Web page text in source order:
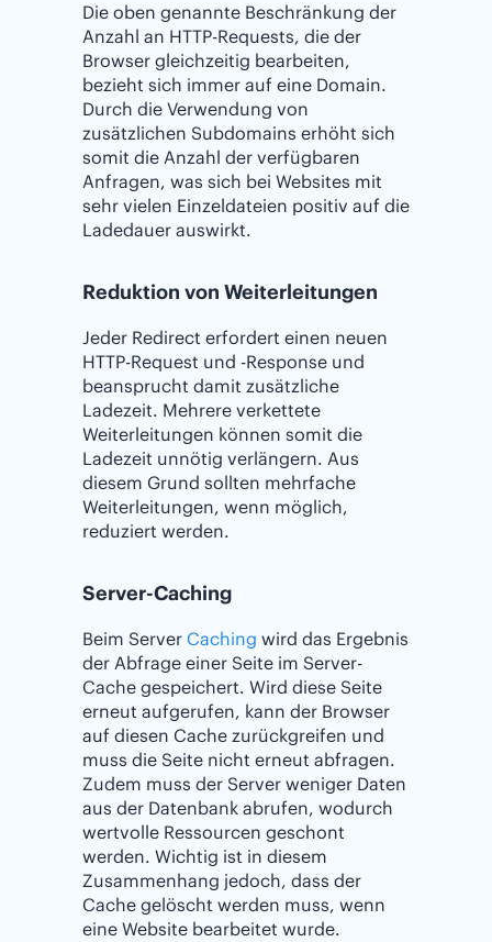
Die oben genannte Beschränkung der
Anzahl an HTTP-Requests, die der
Browser gleichzeitig bearbeiten,
bezieht sich immer auf eine Domain.
Durch die Verwendung von
zusätzlichen Subdomains erhöht sich
somit die Anzahl der verfügbaren
Anfragen, was sich bei Websites mit
sehr vielen Einzeldateien positiv auf die
Ladedauer auswirkt.
Reduktion von Weiterleitungen
Jeder Redirect erfordert einen neuen
HTTP-Request und -Response und
beansprucht damit zusätzliche
Ladezeit. Mehrere verkettete
Weiterleitungen können somit die
Ladezeit unnötig verlängern. Aus
diesem Grund sollten mehrfache
Weiterleitungen, wenn möglich,
reduziert werden.
Server-Caching
Beim Server Caching wird das Ergebnis
der Abfrage einer Seite im Server-
Cache gespeichert. Wird diese Seite
erneut aufgerufen, kann der Browser
auf diesen Cache zurückgreifen und
muss die Seite nicht erneut abfragen.
Zudem muss der Server weniger Daten
aus der Datenbank abrufen, wodurch
wertvolle Ressourcen geschont
werden. Wichtig ist in diesem
Zusammenhang jedoch, dass der
Cache gelöscht werden muss, wenn
eine Website bearbeitet wurde.